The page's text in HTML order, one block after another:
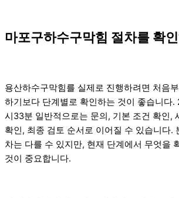
마포구하수구막힘 절차를 확
용산하수구막힘를 실제로 진행하려면 처음
하기보다 단계별로 확인하는 것이 좋습니다
시33분 일반적으로는 문의, 기본 조건 확인,
확인, 최종 검토 순서로 이어질 수 있습니다.
차는 다를 수 있지만, 현재 단계에서 무엇을
것이 중요합니다.